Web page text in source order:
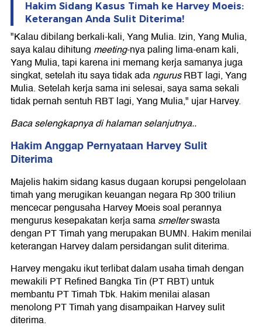
Hakim Sidang Kasus Timah ke Harvey Moeis:
Keterangan Anda Sulit Diterima!
"Kalau dibilang berkali-kali, Yang Mulia. Izin, Yang Mulia,
saya kalau dihitung meeting-nya paling lima-enam kali,
Yang Mulia, tapi karena ini memang kerja samanya juga
singkat, setelah itu saya tidak adangurusRBT lagi, Yang
Mulia. Setelah kerja sama ini selesai, saya sama sekali
tidak pernah sentuh RBT lagi, Yang Mulia," ujar Harvey.
Baca selengkapnya di halaman selanjutnya..
Hakim Anggap Pernyataan Harvey Sulit
Diterima
Majelis hakim sidang kasus dugaan korupsi pengelolaan
timah yang merugikan keuangan negara Rp 300 triliun
mencecar pengusaha Harvey Moeis soal perannya
mengurus kesepakatan kerja samasmelterswasta
dengan PT Timah yang merupakan BUMN. Hakim menilai
keterangan Harvey dalam persidangan sulit diterima.
Harvey mengaku ikut terlibat dalam usaha timah dengan
mewakili PT Refined Bangka Tin (PT RBT) untuk
membantu PT Timah Tbk. Hakim menilai alasan
menolong PT Timah yang disampaikan Harvey sulit
diterima.